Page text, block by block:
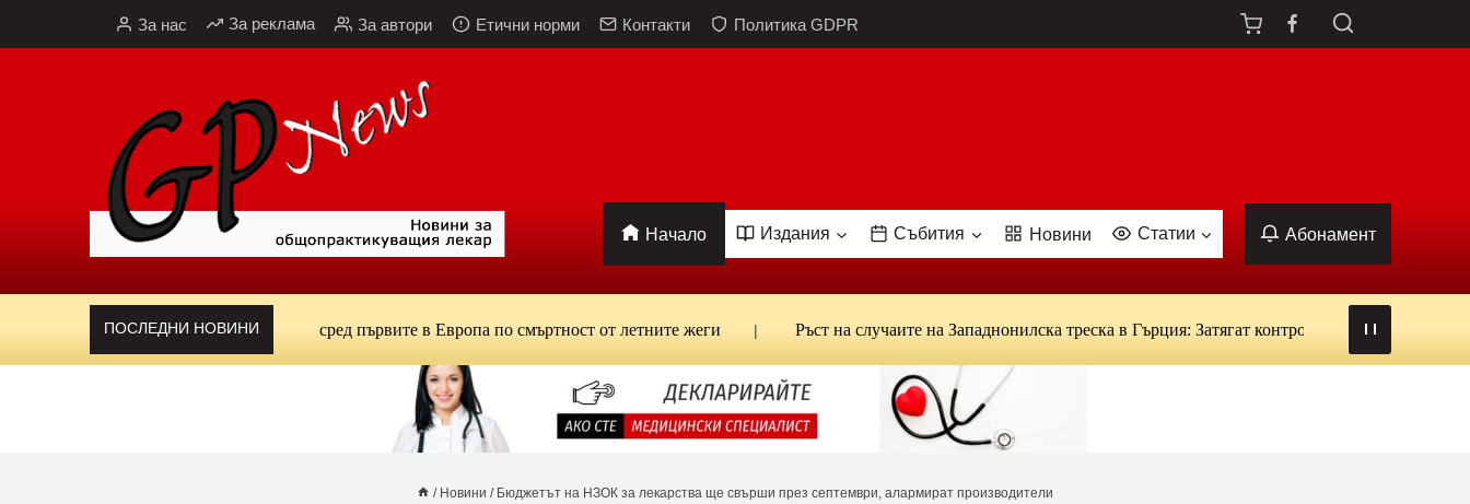
За нас За реклама За автори Етични норми Контакти Политика GDPR
Начало Издания Събития Новини Статии Абонамент
ПОСЛЕДНИ НОВИНИ
Кардиолог алармира: България е сред първите в Европа по смъртност от летните жеги Ръст на случаите на Западнонилска треска в Гърция: Затягат контрола над кръводаряването
/ Новини / Бюджетът на НЗОК за лекарства ще свърши през септември, алармират производители